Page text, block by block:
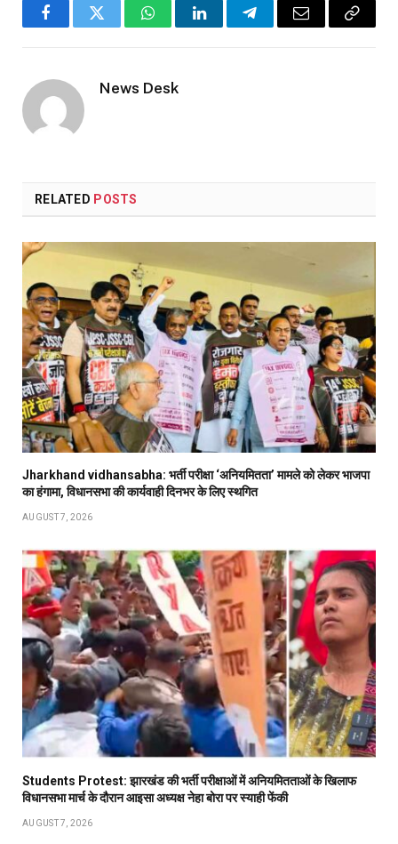
FacebookTwitter WhatsAppLinkedInTelegramEmail
Copy
News Desk
RELATED POSTS
Jharkhand vidhansabha: भर्ती परीक्षा ‘अनियमितता’ मामले को लेकर भाजपा
का हंगामा, विधानसभा की कार्यवाही दिनभर के लिए स्थगित
AUGUST 7, 2026
Students Protest: झारखंड की भर्ती परीक्षाओं में अनियमितताओं के खिलाफ
विधानसभा मार्च के दौरान आइसा अध्यक्ष नेहा बोरा पर स्याही फेंकी
AUGUST 7, 2026